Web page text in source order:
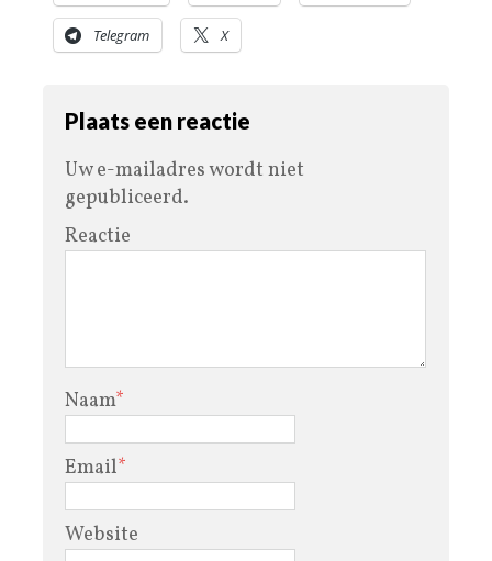
Telegram X
Plaats een reactie
Uw e-mailadres wordt niet
gepubliceerd.
Reactie
Naam*
Email*
Website